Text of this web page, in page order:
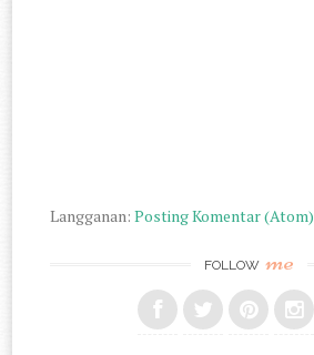
Langganan:Posting Komentar (Atom)
FOLLOW me